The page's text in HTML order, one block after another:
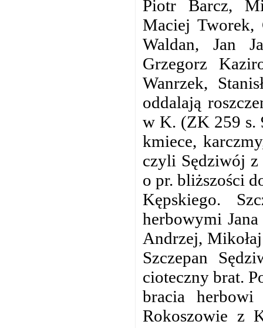
Piotr Barcz,
Maciej Tworek,
Waldan, Jan
Grzegorz
Wanrzek,
oddalają
w K. (ZK 259 s.
kmiece,
czyli Sędziwój z
o pr. bliższości
Kępskiego.
herbowymi
Andrzej,
Szczepan
cioteczny brat.
bracia herbowi
Rokoszowie z